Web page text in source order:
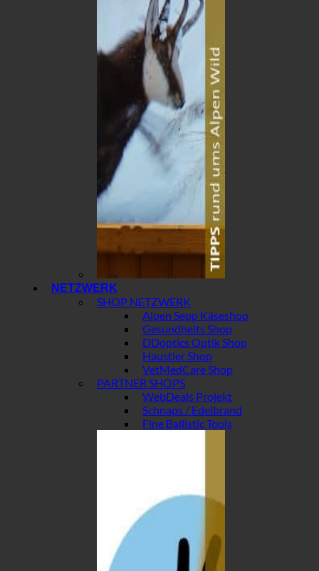
NETZWERK
SHOP NETZWERK
Alpen Sepp Käseshop
Gesundheits Shop
DDoptics Optik Shop
Haustier Shop
VetMedCare Shop
PARTNER SHOPS
WebDeals Projekt
Schnaps / Edelbrand
Fine Ballistic Tools